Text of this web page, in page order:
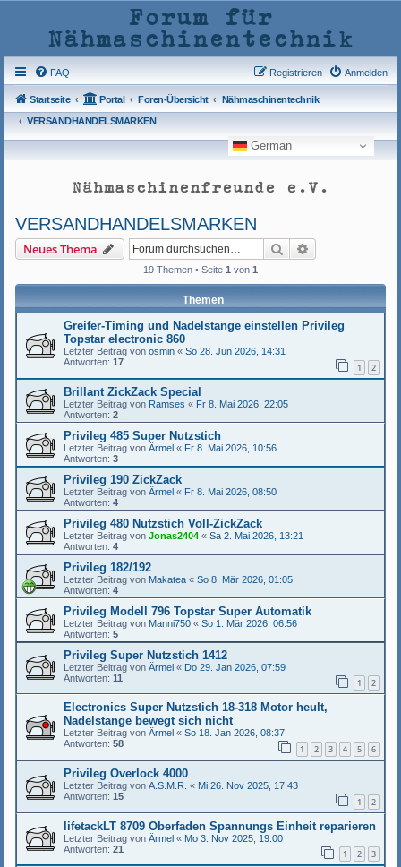
Forum für
Nähmaschinentechnik
FAQ Anmelden
Registrieren
Startseite Portal Foren-Übersicht
Nähmaschinentechnik
VERSANDHANDELSMARKEN
German
Nähmaschinenfreunde e.V.
VERSANDHANDELSMARKEN
Neues Thema Suche
19 Themen • Seite 1 von 1
Themen
Greifer-Timing und Nadelstange einstellen Privileg
Topstar electronic 860
Letzter Beitrag von osmin « So 28. Jun 2026, 14:31
Antworten: 17 1 2
Brillant ZickZack Special
Letzter Beitrag von Ramses « Fr 8. Mai 2026, 22:05
Antworten: 2
Privileg 485 Super Nutzstich
Letzter Beitrag von Ärmel « Fr 8. Mai 2026, 10:56
Antworten: 3
Privileg 190 ZickZack
Letzter Beitrag von Ärmel « Fr 8. Mai 2026, 08:50
Antworten: 4
Privileg 480 Nutzstich Voll-ZickZack
Letzter Beitrag von Jonas2404 « Sa 2. Mai 2026, 13:21
Antworten: 4
Privileg 182/192
Letzter Beitrag von Makatea « So 8. Mär 2026, 01:05
Antworten: 4
Privileg Modell 796 Topstar Super Automatik
Letzter Beitrag von Manni750 « So 1. Mär 2026, 06:56
Antworten: 5
Privileg Super Nutzstich 1412
Letzter Beitrag von Ärmel « Do 29. Jan 2026, 07:59
Antworten: 11 1 2
Electronics Super Nutzstich 18-318 Motor heult,
Nadelstange bewegt sich nicht
Letzter Beitrag von Ärmel « So 18. Jan 2026, 08:37
Antworten: 58 1 2 3 4 5 6
Privileg Overlock 4000
Letzter Beitrag von A.S.M.R. « Mi 26. Nov 2025, 17:43
Antworten: 15 1 2
lifetackLT 8709 Oberfaden Spannungs Einheit reparieren
Letzter Beitrag von Ärmel « Mo 3. Nov 2025, 19:00
Antworten: 21 1 2 3